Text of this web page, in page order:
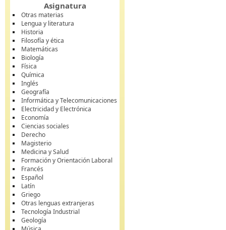
Asignatura
Otras materias
Lengua y literatura
Historia
Filosofía y ética
Matemáticas
Biología
Física
Química
Inglés
Geografía
Informática y Telecomunicaciones
Electricidad y Electrónica
Economía
Ciencias sociales
Derecho
Magisterio
Medicina y Salud
Formación y Orientación Laboral
Francés
Español
Latín
Griego
Otras lenguas extranjeras
Tecnología Industrial
Geología